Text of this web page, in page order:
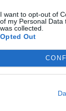
I want to opt-out of
of my Personal Data
was collected.
Opted Out